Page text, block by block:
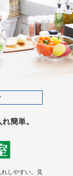
簡単。
しやすい。見